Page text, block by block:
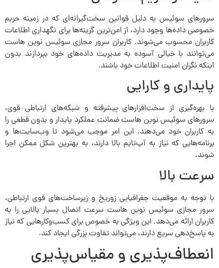
سرورهای سوئیس به دلیل قوانین سخت‌گیرانه‌ای که در زمینه حریم
خصوصی داده‌ها وجود دارد، از امن‌ترین گزینه‌ها برای نگهداری اطلاعات
کاربران محسوب می‌شوند. کاربران سرور مجازی سوئیس نوین هاست
می‌توانند با خیالی آسوده به مدیریت داده‌های خود بپردازند بدون
اینکه نگران امنیت اطلاعات خود باشند.
پایداری و کارایی
با بهره‌گیری از سخت‌افزارهای پیشرفته و شبکه‌های ارتباطی قوی،
سرورهای سوئیس نوین هاست ضمانت عملکرد پایدار و بدون قطعی را
به کاربران خود می‌دهند. این امر موجب می‌شود تا وب‌سایت‌ها و
برنامه‌هایی که نیاز به آپ‌تایم بالا دارند، به بهترین شکل ممکن اجرا
شوند.
سرعت بالا
با توجه به موقعیت جغرافیایی زوریخ و زیرساخت‌های قوی ارتباطی،
سرور مجازی سوئیس نوین هاست سرعت اتصال بسیار بالایی را به
کاربران ارائه می‌دهد. این ویژگی به خصوص برای کسب‌وکارهایی که نیاز
به پاسخ‌دهی سریع دارند، می‌تواند تفاوت بزرگی ایجاد کند.
انعطاف‌پذیری و مقیاس‌پذیری